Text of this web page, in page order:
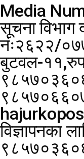
Media
सूचना विभाग
नंः२६२२/
बुटवल-
विज्ञापनका